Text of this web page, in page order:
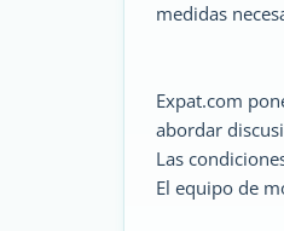
medidas
Expat.com
abordar
Las
El equipo de